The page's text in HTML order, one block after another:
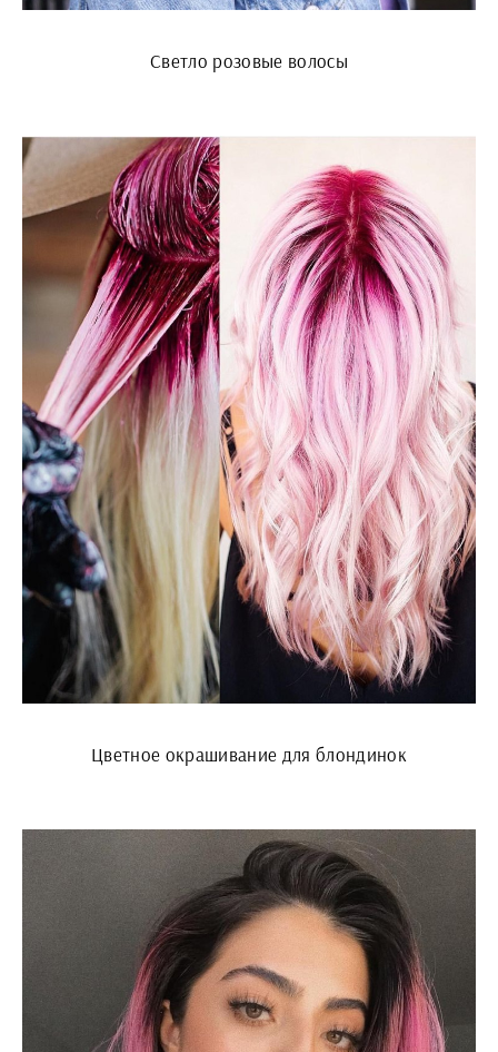
Светло розовые волосы
Цветное окрашивание для блондинок